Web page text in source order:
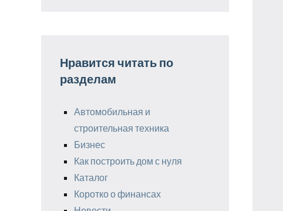
Нравится читать по
разделам
Автомобильная и
строительная техника
Бизнес
Как построить дом с нуля
Каталог
Коротко о финансах